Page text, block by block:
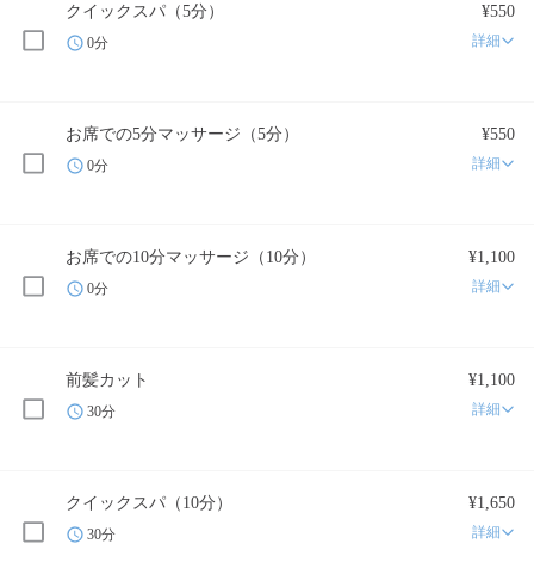
クイックスパ（5分） ¥550
0分 詳細
お席での5分マッサージ（5分） ¥550
0分 詳細
お席での10分マッサージ（10分） ¥1,100
0分 詳細
前髪カット ¥1,100
30分 詳細
クイックスパ（10分） ¥1,650
30分 詳細